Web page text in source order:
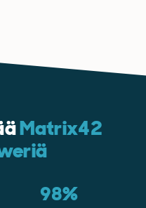
Matrix42
98%